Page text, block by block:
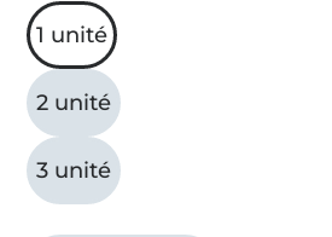
1 unité
2 unité
3 unité